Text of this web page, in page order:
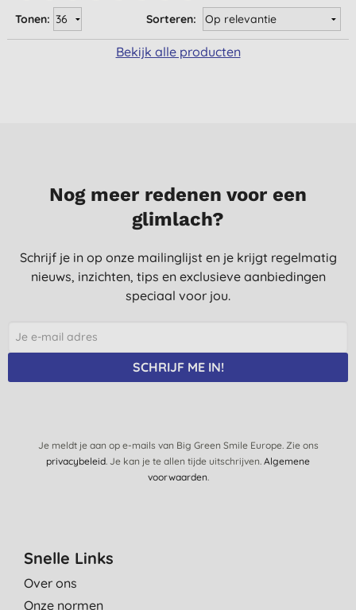
Sorteren:
Tonen:
Bekijk alle producten
Nog meer redenen voor een
glimlach?
Schrijf je in op onze mailinglijst en je krijgt regelmatig
nieuws, inzichten, tips en exclusieve aanbiedingen
speciaal voor jou.
SCHRIJF ME IN!
Je meldt je aan op e-mails van Big Green Smile Europe. Zie ons
privacybeleid. Je kan je te allen tijde uitschrijven. Algemene
voorwaarden.
Snelle Links
Over ons
Onze normen